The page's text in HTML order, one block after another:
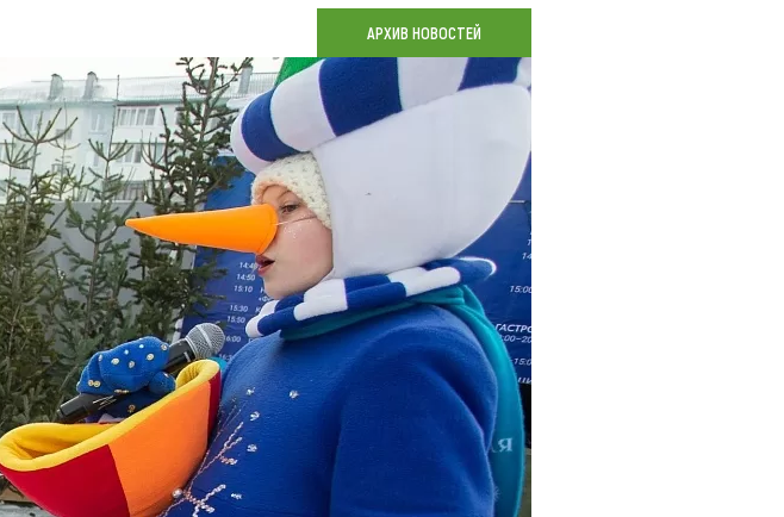
Общая информация
Как добраться
Люди, прославившие Алтай
Карты и буклеты
Коллекция впечатлений
Блог путешественника
Фотогалерея
АРХИВ НОВОСТЕЙ